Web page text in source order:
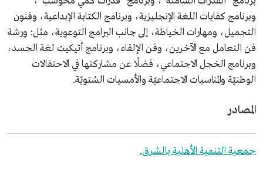
وبرنامج كفايات اللغة الإنجليزية، وبرنامج الكتابة الإبداعية، وفنون
التجميل، ومهارات الخياطة، إلى جانب البرامج التوعوية، مثل: ورشة
فن التعامل مع الآخرين، وفن الإلقاء، وبرنامج أتيكيت لغة الجسد،
وبرنامج الخجل الاجتماعي، فضلًا عن مشاركتها في الاحتفالات
الوطنيّة والمناسبات الاجتماعيّة والأمسيات الشتويّة.
المصادر
جمعية التنمية الأهلية بالشرق.